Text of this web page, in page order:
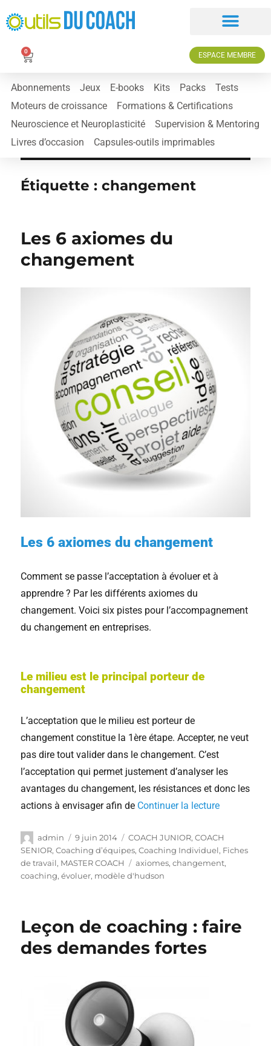
0 ESPACE MEMBRE
Abonnements Jeux E-books Kits Packs
Tests
Moteurs de croissance
Formations & Certifications
Neuroscience et Neuroplasticité
Supervision & Mentoring
Livres d’occasion
Capsules-outils imprimables
Étiquette :changement
Les 6 axiomes du
changement
Les 6 axiomes du changement
Comment se passe l’acceptation à évoluer et à
apprendre ? Par les différents axiomes du
changement. Voici six pistes pour l’accompagnement
du changement en entreprises.
Le milieu est le principal porteur de
changement
L’acceptation que le milieu est porteur de
changement constitue la 1ère étape. Accepter, ne veut
pas dire tout valider dans le changement. C’est
l’acceptation qui permet justement d’analyser les
avantages du changement, les résistances et donc les
actions à envisager afin de Continuer la lecture
admin 9 juin 2014 COACH JUNIOR,COACH
SENIOR,Coaching d’équipes,Coaching Individuel, Fiches
de travail, MASTER COACH axiomes,changement,
coaching,évoluer, modèle d'hudson
Leçon de coaching : faire
des demandes fortes